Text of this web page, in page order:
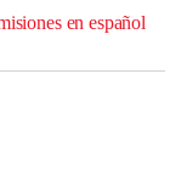
en español